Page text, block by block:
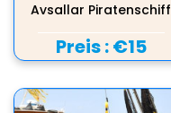
Avsallar Piratenschiff
Preis :€15